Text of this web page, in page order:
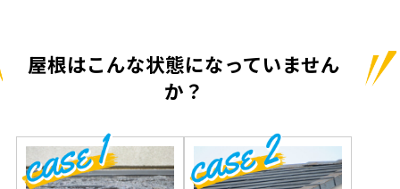
屋根はこんな状態になっていません
か？